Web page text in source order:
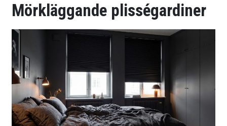
Mörkläggande plisségardiner